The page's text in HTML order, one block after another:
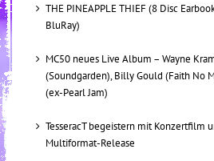
THE PINEAPPLE THIEF (8 Disc
BluRay)
MC50 neues Live Album – Wayne
(Soundgarden), Billy Gould (Faith No
(ex-Pearl Jam)
TesseracT begeistern mit Konzertfilm
Multiformat-Release